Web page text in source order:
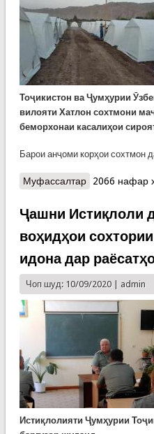
Тоҷикистон ва Ҷумҳурии
вилояти Хатлон сохтмони
беморхонаи касалиҳои
Барои анҷоми корҳои сохтмон
Муфассалтаро Бунёди
Қубодиён
2066 нафар
Ҷашни Истиқлоли
воҳидҳои
идона дар
Чоп шуд: 10/09/2020 | admin
Истиқлолияти Ҷумҳурии